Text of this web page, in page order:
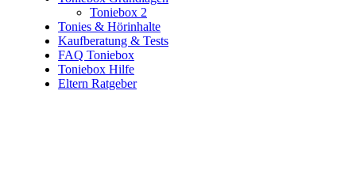
Toniebox 2
Tonies & Hörinhalte
Kaufberatung & Tests
FAQ Toniebox
Toniebox Hilfe
Eltern Ratgeber